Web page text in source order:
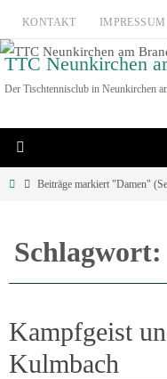
Zum
Inhalt
springen
KONTAKT IMPRESSUM
TTC Neunkirchen
Der Tischtennisclub in Neunkirchen
HomeBeiträge markiert "Damen"
Schlagwort:
Kampfgeist
Kulmbach